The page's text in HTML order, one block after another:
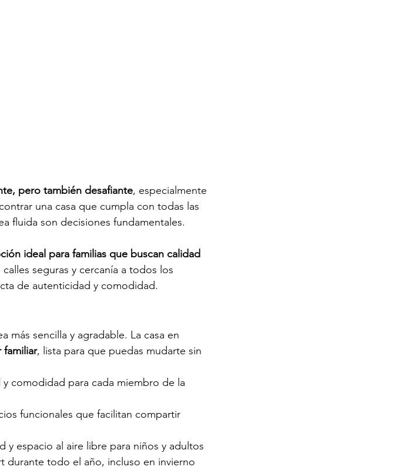
pero también desafiante, especialmente
una casa que cumpla con todas las
fluida son decisiones fundamentales.
ideal para familias que buscan calidad
seguras y cercanía a todos los
de autenticidad y comodidad.
más sencilla y agradable. La casa en
, lista para que puedas mudarte sin
y comodidad para cada miembro de la
funcionales que facilitan compartir
y espacio al aire libre para niños y adultos
durante todo el año, incluso en invierno